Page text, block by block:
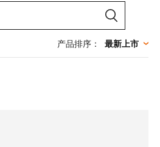
产品排序：